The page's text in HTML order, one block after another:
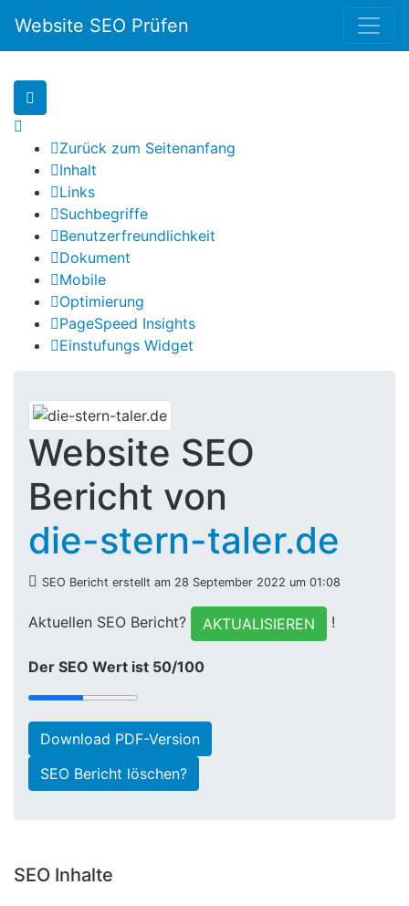
Website SEO Prüfen
Zurück zum Seitenanfang
Inhalt
Links
Suchbegriffe
Benutzerfreundlichkeit
Dokument
Mobile
Optimierung
PageSpeed Insights
Einstufungs Widget
Website SEO
Bericht von
die-stern-taler.de
SEO Bericht erstellt am 28 September 2022 um 01:08
Aktuellen SEO Bericht? AKTUALISIEREN !
Der SEO Wert ist 50/100
Download PDF-Version
SEO Bericht löschen?
SEO Inhalte